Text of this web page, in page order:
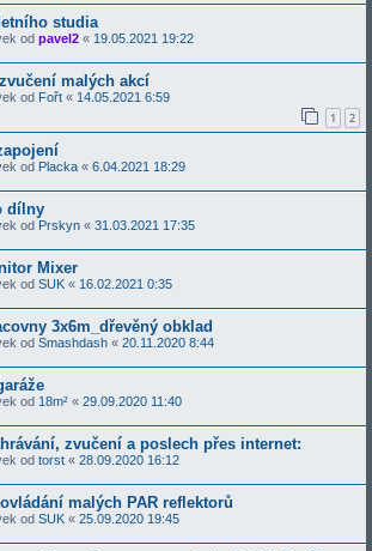
studia
od pavel2 « 19.05.2021 19:22
malých akcí
od Fořt « 14.05.2021 6:59
1 2
od Placka « 6.04.2021 18:29
dílny
od Prskyn « 31.03.2021 17:35
Mixer
od SUK « 16.02.2021 0:35
3x6m_dřevěný obklad
od Smashdash « 20.11.2020 8:44
od 18m² « 29.09.2020 11:40
zvučení a poslech přes internet:
od torst « 28.09.2020 16:12
malých PAR reflektorů
od SUK « 25.09.2020 19:45